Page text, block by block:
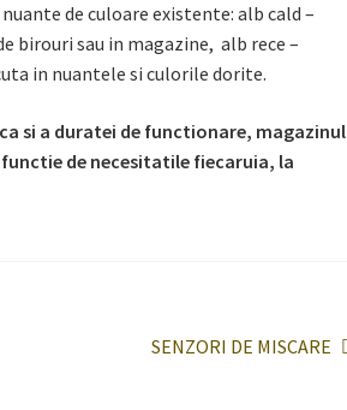
de culoare existente: alb cald –
sau in magazine, alb rece –
in nuantele si culorile dorite.
si a duratei de functionare, magazinul
de necesitatile fiecaruia, la
Articolul
SENZORI DE MISCARE